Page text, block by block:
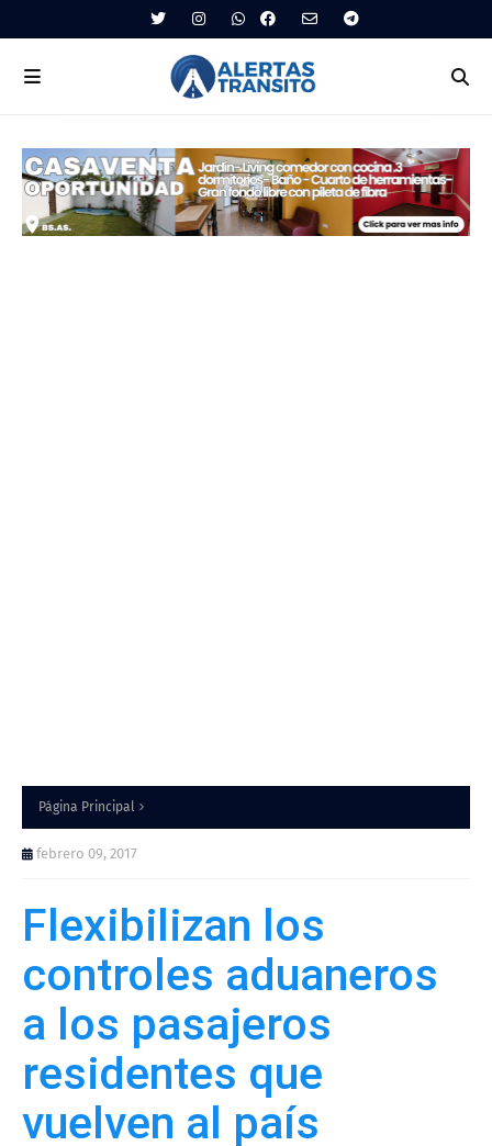
Página Principal
febrero 09, 2017
Flexibilizan los
controles aduaneros
a los pasajeros
residentes que
vuelven al país